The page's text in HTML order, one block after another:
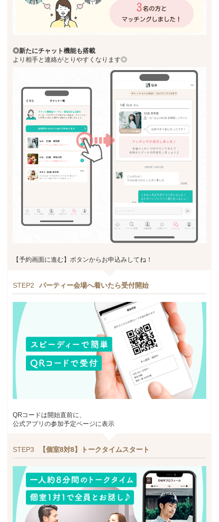
◎新たにチャット機能も搭載
より相手と連絡がとりやすくなります◎
【予約画面に進む】ボタンからお申込みしてね！
STEP2 パーティー会場へ着いたら受付開始
QRコードは開始直前に、
公式アプリの参加予定ページに表示
STEP3 【個室8対8】トークタイムスタート